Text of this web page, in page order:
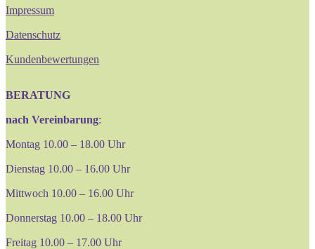
Impressum
Datenschutz
Kundenbewertungen
BERATUNG
nach Vereinbarung:
Montag 10.00 – 18.00 Uhr
Dienstag 10.00 – 16.00 Uhr
Mittwoch 10.00 – 16.00 Uhr
Donnerstag 10.00 – 18.00 Uhr
Freitag 10.00 – 17.00 Uhr